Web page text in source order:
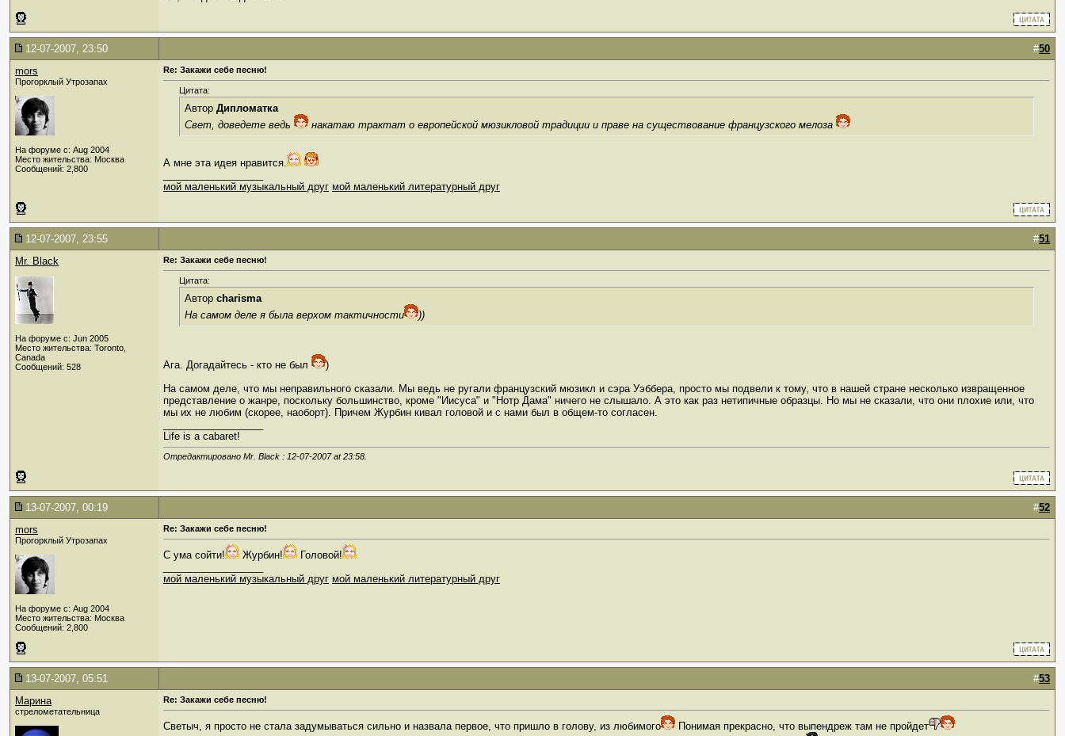
12-07-2007, 23:50 #50
mors
Прогорклый Утрозапах
На форуме с: Aug 2004
Место жительства: Москва
Сообщений: 2,800
Re: Закажи себе песню!
Цитата:
Автор Дипломатка
Свет, доведете ведь
накатаю трактат о европейской мюзикловой традиции и праве на существование французского мелоза
А мне эта идея нравится.
мой маленький музыкальный друг мой маленький литературный друг
12-07-2007, 23:55 #51
Mr. Black
На форуме с: Jun 2005
Место жительства: Toronto,
Canada
Сообщений: 528
Re: Закажи себе песню!
Цитата:
Автор charisma
На самом деле я была верхом тактичности
))
Ага. Догадайтесь - кто не был
)
На самом деле, что мы неправильного сказали. Мы ведь не ругали французский мюзикл и сэра Уэббера, просто мы подвели к тому, что в нашей стране несколько извращенное
представление о жанре, поскольку большинство, кроме "Иисуса" и "Нотр Дама" ничего не слышало. А это как раз нетипичные образцы. Но мы не сказали, что они плохие или, что
мы их не любим (скорее, наоборт). Причем Журбин кивал головой и с нами был в общем-то согласен.
Life is a cabaret!
Отредактировано Mr. Black : 12-07-2007 at23:58
13-07-2007, 00:19 #52
mors
Прогорклый Утрозапах
На форуме с: Aug 2004
Место жительства: Москва
Сообщений: 2,800
Re: Закажи себе песню!
С ума сойти! Журбин!
Головой!
мой маленький музыкальный друг мой маленький литературный друг
13-07-2007, 05:51 #53
Марина
стрелометательница
Re: Закажи себе песню!
Светыч, я просто не стала задумываться сильно и назвала первое, что пришло в голову, из любимого
Понимая прекрасно, что выпендреж там не пройдет